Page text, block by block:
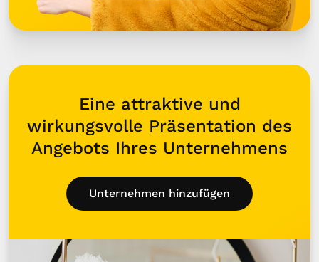
Eine attraktive und
wirkungsvolle Präsentation des
Angebots Ihres Unternehmens
Unternehmen hinzufügen